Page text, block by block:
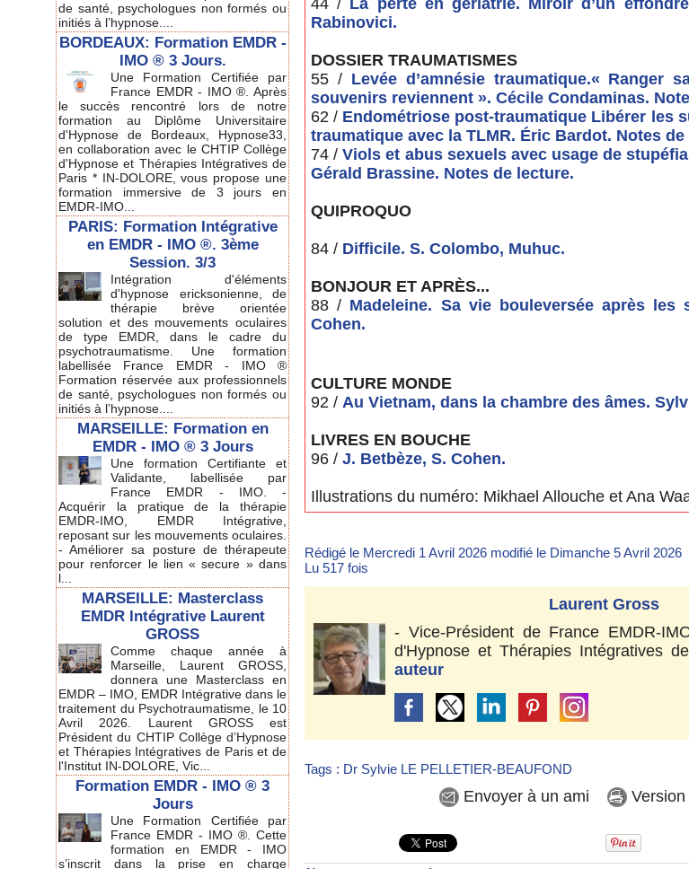
de santé, psychologues non formés ou
initiés à l’hypnose....
BORDEAUX: Formation EMDR -
IMO ® 3 Jours.
Une Formation Certifiée par
France EMDR - IMO ®. Après
le succès rencontré lors de notre
formation au Diplôme Universitaire
d'Hypnose de Bordeaux, Hypnose33,
en collaboration avec le CHTIP Collège
d'Hypnose et Thérapies Intégratives de
Paris * IN-DOLORE, vous propose une
formation immersive de 3 jours en
EMDR-IMO...
PARIS: Formation Intégrative
en EMDR - IMO ®. 3ème
Session. 3/3
Intégration d'éléments
d'hypnose ericksonienne, de
thérapie brève orientée
solution et des mouvements oculaires
de type EMDR, dans le cadre du
psychotraumatisme. Une formation
labellisée France EMDR - IMO ®
Formation réservée aux professionnels
de santé, psychologues non formés ou
initiés à l’hypnose....
MARSEILLE: Formation en
EMDR - IMO ® 3 Jours
Une formation Certifiante et
Validante, labellisée par
France EMDR - IMO. -
Acquérir la pratique de la thérapie
EMDR-IMO, EMDR Intégrative,
reposant sur les mouvements oculaires.
- Améliorer sa posture de thérapeute
pour renforcer le lien « secure » dans
l...
MARSEILLE: Masterclass
EMDR Intégrative Laurent
GROSS
Comme chaque année à
Marseille, Laurent GROSS,
donnera une Masterclass en
EMDR – IMO, EMDR Intégrative dans le
traitement du Psychotraumatisme, le 10
Avril 2026. Laurent GROSS est
Président du CHTIP Collège d’Hypnose
et Thérapies Intégratives de Paris et de
l'Institut IN-DOLORE, Vic...
Formation EMDR - IMO ® 3
Jours
Une Formation Certifiée par
France EMDR - IMO ®. Cette
formation en EMDR - IMO
s’inscrit dans la prise en charge
44 / La perte en gériatrie. Miroir d’un
Rabinovici.
DOSSIER TRAUMATISMES
55 / Levée d’amnésie traumatique.« Ranger
souvenirs reviennent ». Cécile Condaminas.
62 / Endométriose post-traumatique Libérer les
traumatique avec la TLMR. Éric Bardot. Notes
74 /Viols et abus sexuels avec usage de
Gérald Brassine. Notes de lecture.
QUIPROQUO
84 / Difficile. S. Colombo, Muhuc.
BONJOUR ET APRÈS...
88 / Madeleine. Sa vie bouleversée après les
Cohen.
CULTURE MONDE
92 / Au Vietnam, dans la chambre des âmes.
LIVRES EN BOUCHE
96 / J. Betbèze, S. Cohen.
Illustrations du numéro: Mikhael Allouche et Ana
Rédigé le Mercredi 1 Avril 2026 modifié le Dimanche 5 Avril 2026
Lu 517 fois
Laurent Gross
- Vice-Président de France EMDR-
d'Hypnose et Thérapies Intégratives
auteur
Tags : Dr Sylvie LE PELLETIER-BEAUFOND
Envoyer à un ami Version